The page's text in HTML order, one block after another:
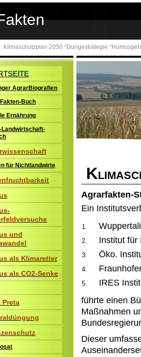
Klimaschutzplan 2050 *Düngestrategie
K
Agrarfakten-
Ein
Institut für
Öko. Institut
Fraunhofer
IRES
führte einen
Maßnahmen
Dieser
AgrarBiografien
Buch
Ernährung
Landwirtschaft-
für Nichtlandwirte
und
als Klimaretter
als CO2-Senke
Preta